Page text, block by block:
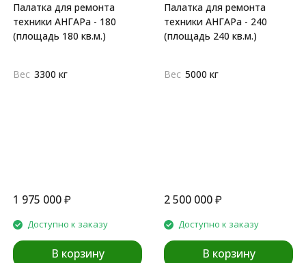
Палатка для ремонта
техники АНГАРа - 180
(площадь 180 кв.м.)
Вес 3300 кг
1 975 000₽
Доступно к заказу
В корзину
Палатка для ремонта
техники АНГАРа - 240
(площадь 240 кв.м.)
Вес 5000 кг
2 500 000₽
Доступно к заказу
В корзину